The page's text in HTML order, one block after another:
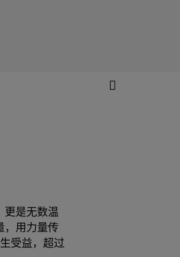
更是无数温
，用力量传
受益，超过